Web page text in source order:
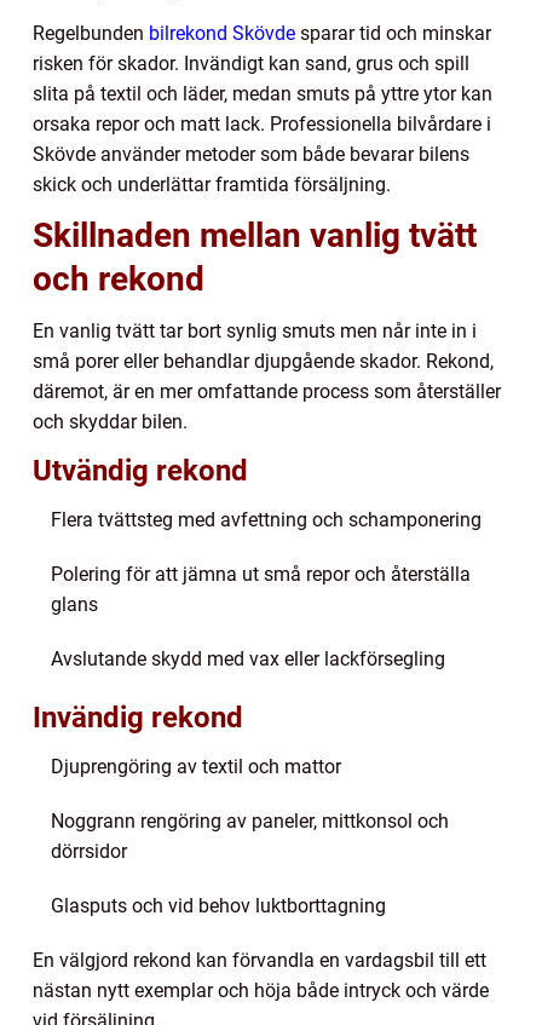
Regelbunden bilrekond Skövde sparar tid och minskar
risken för skador. Invändigt kan sand, grus och spill
slita på textil och läder, medan smuts på yttre ytor kan
orsaka repor och matt lack. Professionella bilvårdare i
Skövde använder metoder som både bevarar bilens
skick och underlättar framtida försäljning.
Skillnaden mellan vanlig tvätt
och rekond
En vanlig tvätt tar bort synlig smuts men når inte in i
små porer eller behandlar djupgående skador. Rekond,
däremot, är en mer omfattande process som återställer
och skyddar bilen.
Utvändig rekond
Flera tvättsteg med avfettning och schamponering
Polering för att jämna ut små repor och återställa
glans
Avslutande skydd med vax eller lackförsegling
Invändig rekond
Djuprengöring av textil och mattor
Noggrann rengöring av paneler, mittkonsol och
dörrsidor
Glasputs och vid behov luktborttagning
En välgjord rekond kan förvandla en vardagsbil till ett
nästan nytt exemplar och höja både intryck och värde